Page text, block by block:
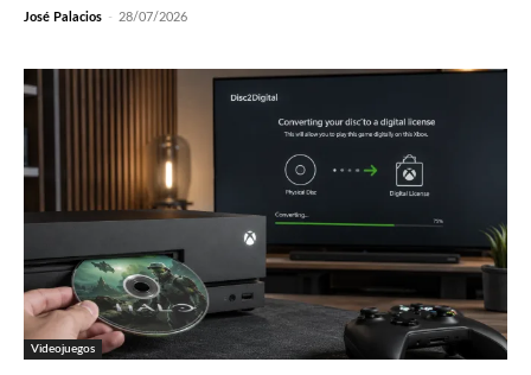
José Palacios - 28/07/2026
Videojuegos